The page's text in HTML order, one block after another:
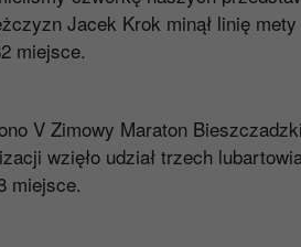
Jacek Krok minął linię
miejsce.
V Zimowy Maraton
wzięło udział trzech
miejsce.